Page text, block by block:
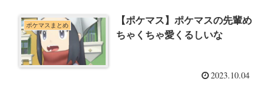
ポケマスまとめ
【ポケマス】ポケマスの先輩め
ちゃくちゃ愛くるしいな
2023.10.04